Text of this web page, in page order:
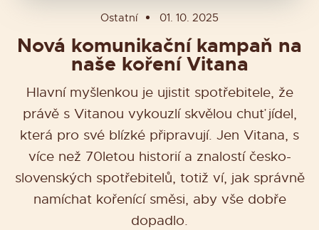
Ostatní 01. 10. 2025
Nová komunikační kampaň na
naše koření Vitana
Hlavní myšlenkou je ujistit spotřebitele, že
právě s Vitanou vykouzlí skvělou chuť jídel,
která pro své blízké připravují. Jen Vitana, s
více než 70letou historií a znalostí česko-
slovenských spotřebitelů, totiž ví, jak správně
namíchat kořenící směsi, aby vše dobře
dopadlo.